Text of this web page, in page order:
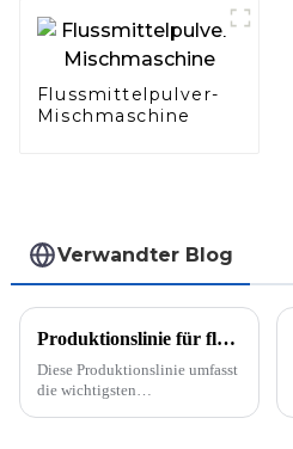
Flussmittelpulver-
Mischmaschine
Verwandter Blog
Produktionslinie für flussmittelgefüllte Schweißdrähte
Diese Produktionslinie umfasst
die wichtigsten